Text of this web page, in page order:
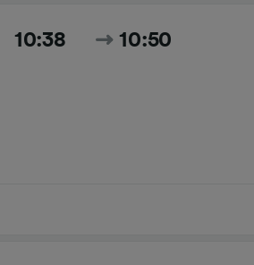
10:38 10:50